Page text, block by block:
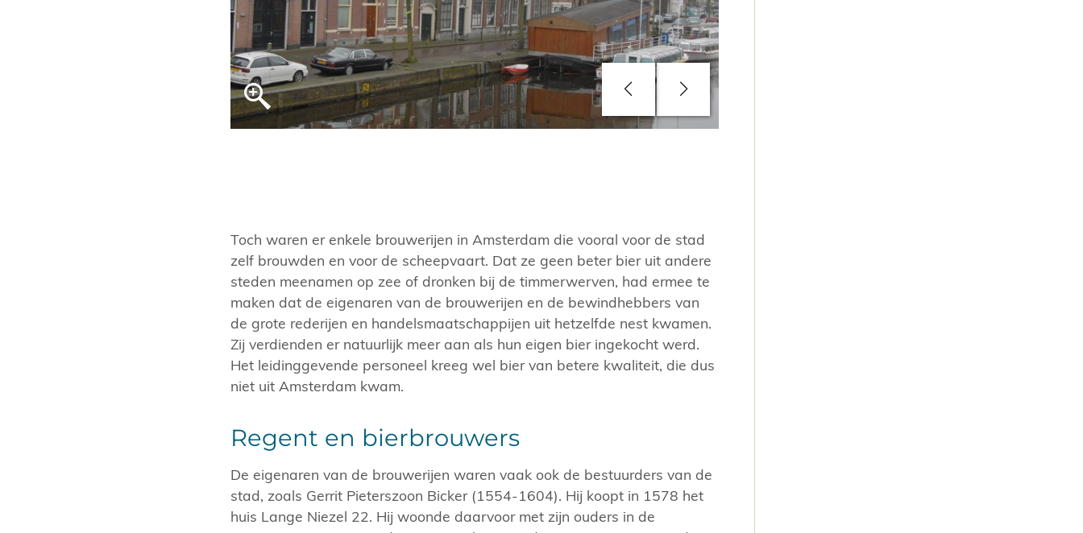
Toch waren er enkele brouwerijen in Amsterdam die vooral voor de stad
zelf brouwden en voor de scheepvaart. Dat ze geen beter bier uit andere
steden meenamen op zee of dronken bij de timmerwerven, had ermee te
maken dat de eigenaren van de brouwerijen en de bewindhebbers van
de grote rederijen en handelsmaatschappijen uit hetzelfde nest kwamen.
Zij verdienden er natuurlijk meer aan als hun eigen bier ingekocht werd.
Het leidinggevende personeel kreeg wel bier van betere kwaliteit, die dus
niet uit Amsterdam kwam.
Regent en bierbrouwers
De eigenaren van de brouwerijen waren vaak ook de bestuurders van de
stad, zoals Gerrit Pieterszoon Bicker (1554-1604). Hij koopt in 1578 het
huis Lange Niezel 22. Hij woonde daarvoor met zijn ouders in de